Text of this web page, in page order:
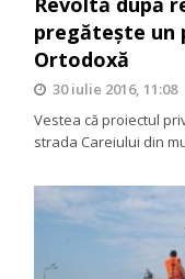
pregătește un
Ortodoxă
30 iulie 2016, 11:08
Vestea că proiectul
strada Careiului din